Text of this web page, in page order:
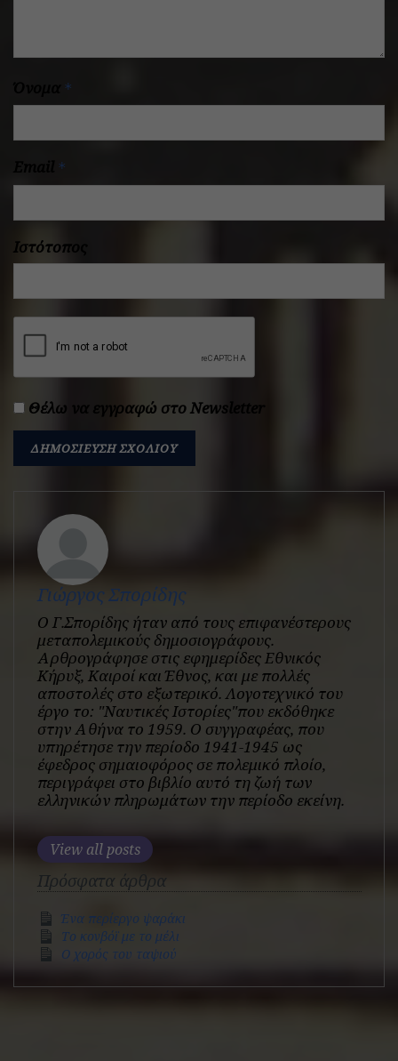
*
*
Ιστότοπος
Θέλω να εγγραφώ στο Newsletter
Γιώργος Σπορίδης
Ο Γ.Σπορίδης ήταν από τους επιφανέστερους
μεταπολεμικούς δημοσιογράφους.
Αρθρογράφησε στις εφημερίδες Εθνικός
Κήρυξ, Καιροί και Έθνος, και με πολλές
αποστολές στο εξωτερικό. Λογοτεχνικό του
έργο το: "Ναυτικές Ιστορίες"που εκδόθηκε
στην Αθήνα το 1959. Ο συγγραφέας, που
υπηρέτησε την περίοδο 1941-1945 ως
έφεδρος σημαιοφόρος σε πολεμικό πλοίο,
περιγράφει στο βιβλίο αυτό τη ζωή των
ελληνικών πληρωμάτων την περίοδο εκείνη.
View all posts
Πρόσφατα άρθρα
Ένα περίεργο ψαράκι
Το κονβόϊ με το μέλι
O χορός του ταψιού